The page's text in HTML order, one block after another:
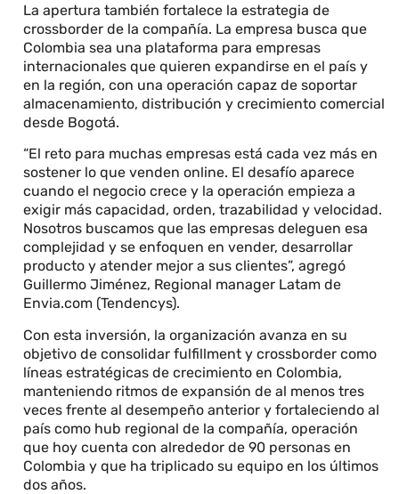
La apertura también fortalece la estrategia de
crossborder de la compañía. La empresa busca que
Colombia sea una plataforma para empresas
internacionales que quieren expandirse en el país y
en la región, con una operación capaz de soportar
almacenamiento, distribución y crecimiento comercial
desde Bogotá.
“El reto para muchas empresas está cada vez más en
sostener lo que venden online. El desafío aparece
cuando el negocio crece y la operación empieza a
exigir más capacidad, orden, trazabilidad y velocidad.
Nosotros buscamos que las empresas deleguen esa
complejidad y se enfoquen en vender, desarrollar
producto y atender mejor a sus clientes”, agregó
Guillermo Jiménez, Regional manager Latam de
Envia.com (Tendencys).
Con esta inversión, la organización avanza en su
objetivo de consolidar fulfillment y crossborder como
líneas estratégicas de crecimiento en Colombia,
manteniendo ritmos de expansión de al menos tres
veces frente al desempeño anterior y fortaleciendo al
país como hub regional de la compañía, operación
que hoy cuenta con alrededor de 90 personas en
Colombia y que ha triplicado su equipo en los últimos
dos años.